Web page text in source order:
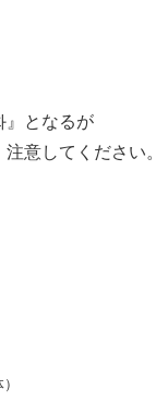
』となるが
意してください。